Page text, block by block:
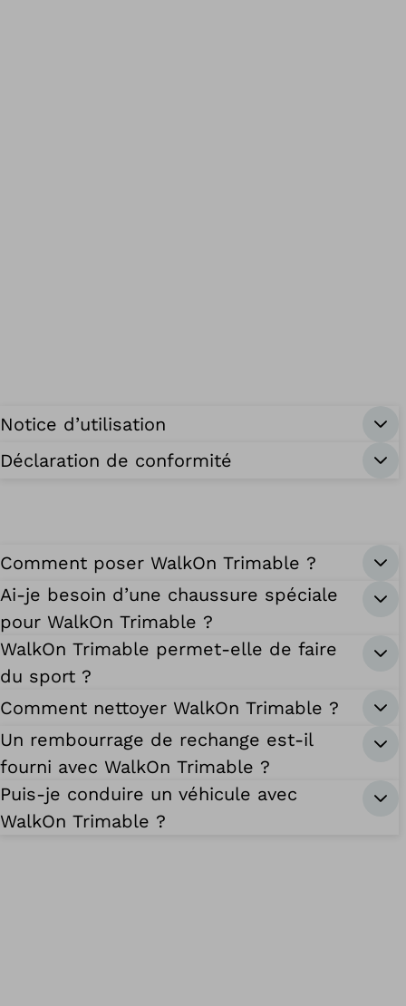
Notice d’utilisation
Déclaration de conformité
Comment poser WalkOn Trimable ?
Ai-je besoin d’une chaussure spéciale
pour WalkOn Trimable ?
WalkOn Trimable permet-elle de faire
du sport ?
Comment nettoyer WalkOn Trimable ?
Un rembourrage de rechange est-il
fourni avec WalkOn Trimable ?
Puis-je conduire un véhicule avec
WalkOn Trimable ?